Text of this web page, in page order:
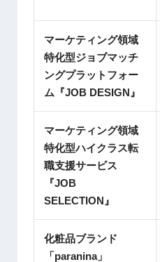
マーケティング領域
特化型ジョブマッチ
ングプラットフォー
ム『JOB DESIGN』
マーケティング領域
特化型ハイクラス転
職支援サービス
『JOB
SELECTION』
化粧品ブランド
「paranina」